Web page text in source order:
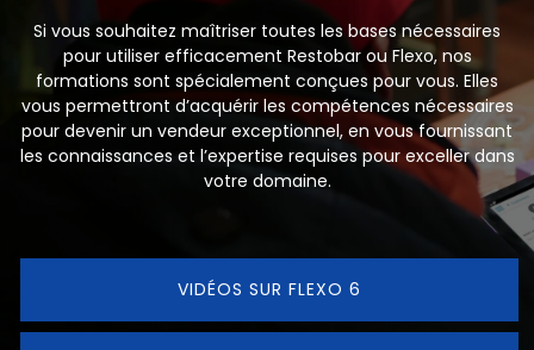
Si vous souhaitez maîtriser toutes les bases nécessaires
pour utiliser efficacement Restobar ou Flexo, nos
formations sont spécialement conçues pour vous. Elles
vous permettront d’acquérir les compétences nécessaires
pour devenir un vendeur exceptionnel, en vous fournissant
les connaissances et l’expertise requises pour exceller dans
votre domaine.
VIDÉOS SUR FLEXO 6